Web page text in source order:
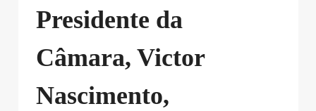
Presidente da
Câmara, Victor
Nascimento,